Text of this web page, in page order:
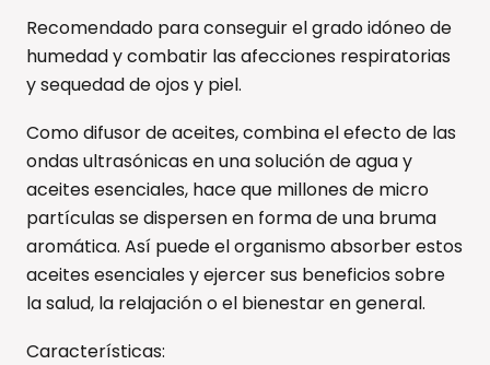
Recomendado para conseguir el grado idóneo de
humedad y combatir las afecciones respiratorias
y sequedad de ojos y piel.
Como difusor de aceites, combina el efecto de las
ondas ultrasónicas en una solución de agua y
aceites esenciales, hace que millones de micro
partículas se dispersen en forma de una bruma
aromática. Así puede el organismo absorber estos
aceites esenciales y ejercer sus beneficios sobre
la salud, la relajación o el bienestar en general.
Características: